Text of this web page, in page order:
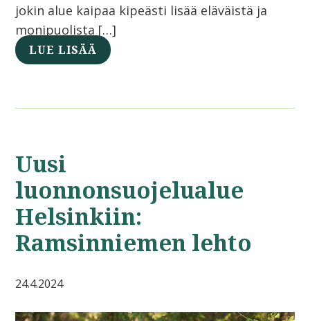
jokin alue kaipaa kipeästi lisää eläväistä ja
monipuolista […]
LUE LISÄÄ
Uusi
luonnonsuojelualue
Helsinkiin:
Ramsinniemen lehto
24.4.2024